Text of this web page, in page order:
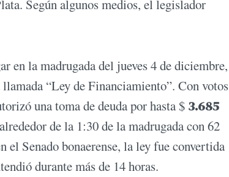
Según algunos medios, el legislador
la madrugada del jueves 4 de diciembre,
“Ley de Financiamiento”. Con votos
una toma de deuda por hasta $ 3.685
de la 1:30 de la madrugada con 62
Senado bonaerense, la ley fue convertida
durante más de 14 horas.